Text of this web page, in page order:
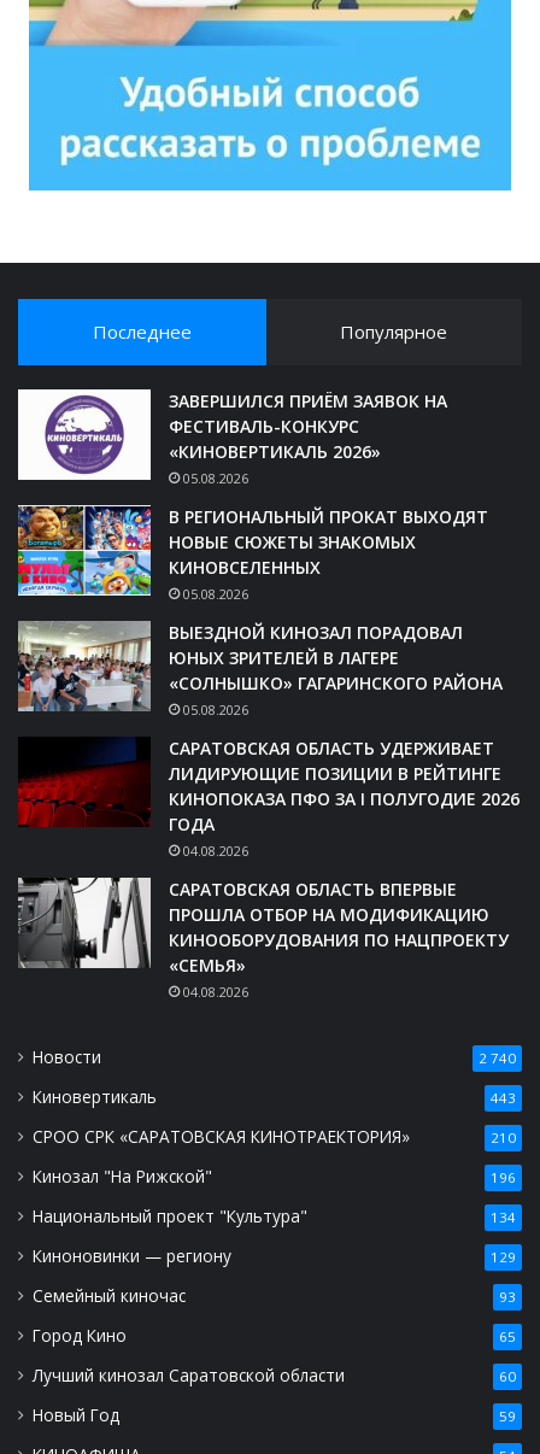
Последнее Популярное
ЗАВЕРШИЛСЯ ПРИЁМ ЗАЯВОК НА
ФЕСТИВАЛЬ-КОНКУРС
«КИНОВЕРТИКАЛЬ 2026»
05.08.2026
В РЕГИОНАЛЬНЫЙ ПРОКАТ ВЫХОДЯТ
НОВЫЕ СЮЖЕТЫ ЗНАКОМЫХ
КИНОВСЕЛЕННЫХ
05.08.2026
ВЫЕЗДНОЙ КИНОЗАЛ ПОРАДОВАЛ
ЮНЫХ ЗРИТЕЛЕЙ В ЛАГЕРЕ
«СОЛНЫШКО» ГАГАРИНСКОГО РАЙОНА
05.08.2026
САРАТОВСКАЯ ОБЛАСТЬ УДЕРЖИВАЕТ
ЛИДИРУЮЩИЕ ПОЗИЦИИ В РЕЙТИНГЕ
КИНОПОКАЗА ПФО ЗА I ПОЛУГОДИЕ 2026
ГОДА
04.08.2026
САРАТОВСКАЯ ОБЛАСТЬ ВПЕРВЫЕ
ПРОШЛА ОТБОР НА МОДИФИКАЦИЮ
КИНООБОРУДОВАНИЯ ПО НАЦПРОЕКТУ
«СЕМЬЯ»
04.08.2026
Новости 2 740
Киновертикаль 443
СРОО СРК «САРАТОВСКАЯ КИНОТРАЕКТОРИЯ» 210
Кинозал "На Рижской" 196
Национальный проект "Культура" 134
Киноновинки — региону 129
Семейный киночас 93
Город Кино 65
Лучший кинозал Саратовской области 60
Новый Год 59